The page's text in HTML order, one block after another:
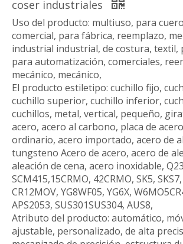
coser industriales
Uso del producto: multiuso, para
comercial, para fábrica, reemplazo,
industrial industrial, de costura, textil,
para automatización, comerciales,
mecánico, mecánico,
El producto estiletipo: cuchillo fijo,
cuchillo superior, cuchillo inferior,
cuchillos, metal, vertical, pequeño,
acero, acero al carbono, placa de
ordinario, acero importado, acero de
tungsteno Acero de acero, acero de
aleación de cena, acero inoxidable,
SCM415,15CRMO, 42CRMO, SK5,
CR12MOV, YG8WF05, YG6X,
APS2053, SUS301SUS304, AUS8,
Atributo del producto: automático,
ajustable, personalizado, de alta